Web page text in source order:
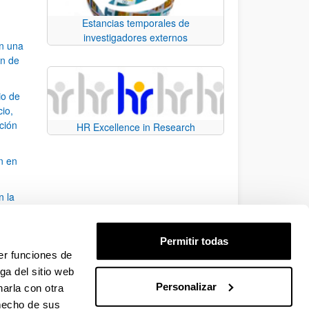
funciones de
del sitio web
con otra
de sus
Permitir todas
Personalizar
una
de
de
en
la
desplazarse.
Estancias temporales de
investigadores externos
HR Excellence in Research